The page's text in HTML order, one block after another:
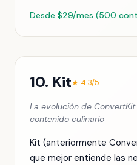
Desde $29/mes (500
10. Kit★ 4.3/5
La evolución de
contenido culinario
Kit (anteriormente
que mejor entiende las